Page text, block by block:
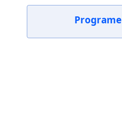
Programe